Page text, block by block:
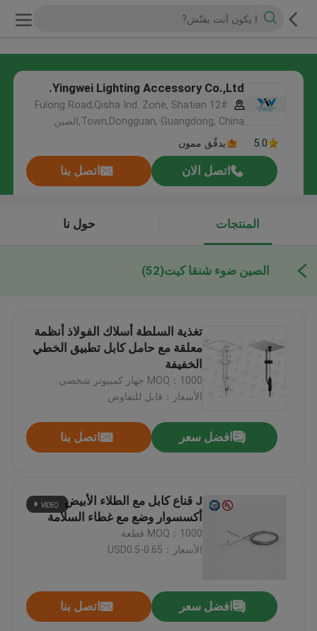
Yingwei Lighting Accessory Co.,Ltd.
12# Fulong Road,Qisha Ind. Zone, Shatian
Town,Dongguan, Guangdong, China,الصين
5.0
يدقّق ممون
اتصل الان اتصل بنا
المنتجات حول نا
الصين ضوء شنقا كيت(52)
تغذية السلطة أسلاك الفولاذ أنظمة
معلقة مع حامل كابل تطبيق الخطي
الخفيفة
MOQ：1000 جهاز كمبيوتر شخصى
الأسعار：قابل للتفاوض
افضل سعر اتصل بنا
J قناع كابل مع الطلاء الأبيض
أكسسوار وضع مع غطاء السلامة
MOQ：1000 قطعة
الأسعار：USD0.5-0.65
افضل سعر اتصل بنا